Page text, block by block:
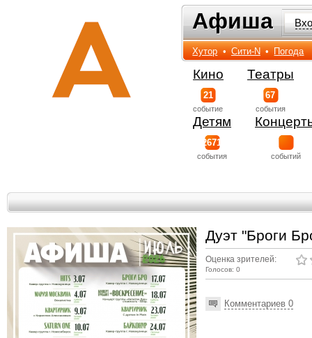
Афиша
Афиша
Хутор • Сити-N • Погода
Кино
21
событиe
Театры
67
события
Детям
2671
события событий
Дуэт "Броги
Оценка зрителей:
Голосов: 0
Комментариев 0